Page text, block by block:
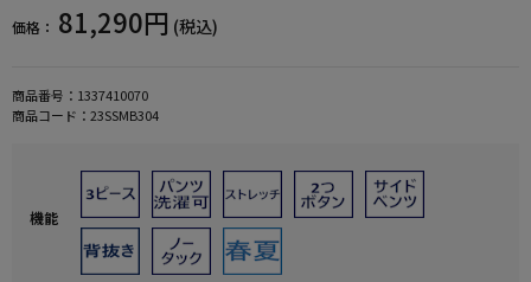
価格： 81,290円 (税込)
商品番号： 1337410070
商品コード： 23SSMB304
機能